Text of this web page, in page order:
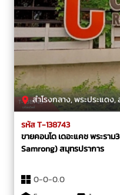
สำโรงกลาง, พระประแดง,
รหัส T-138743
ขายคอนโด เดอะแคช พระรา
Samrong) สมุทรปราการ
0-0-0.0